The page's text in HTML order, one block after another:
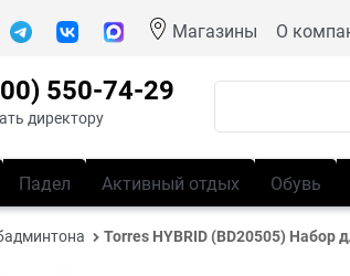
Магазины О
550-74-29
директору
Падел Активный отдых Обувь
Torres HYBRID (BD20505) Набор